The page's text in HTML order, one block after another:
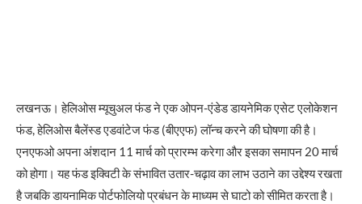
लखनऊ। हेलिओस म्यूचुअल फंड ने एक ओपन-एंडेड डायनेमिक एसेट एलोकेशन
फंड, हेलिओस बैलेंस्ड एडवांटेज फंड (बीएएफ) लॉन्च करने की घोषणा की है।
एनएफओ अपना अंशदान 11 मार्च को प्रारम्भ करेगा और इसका समापन 20 मार्च
को होगा। यह फंड इक्विटी के संभावित उतार-चढ़ाव का लाभ उठाने का उद्देश्य रखता
है जबकि डायनामिक पोर्टफोलियो प्रबंधन के माध्यम से घाटो को सीमित करता है।